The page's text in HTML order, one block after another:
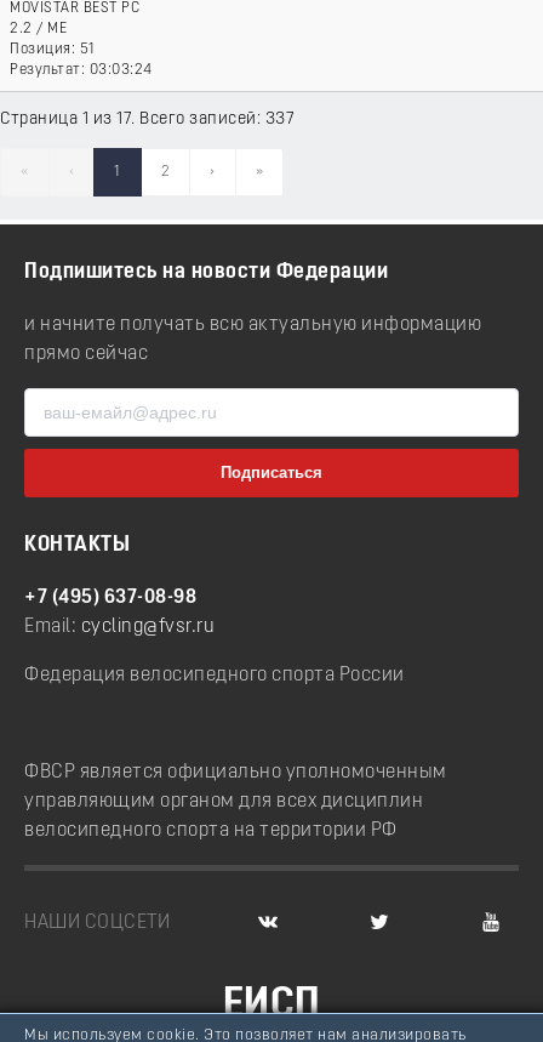
MOVISTAR BEST PC
2.2 / ME
51
03:03:24
Страница 1 из 17. Всего записей: 337
« ‹ 1 2 › »
Подпишитесь на новости Федерации
и начните получать всю актуальную информацию
прямо сейчас
КОНТАКТЫ
+7 (495) 637-08-98
Email: cycling@fvsr.ru
Федерация велосипедного спорта России
ФВСР является официально уполномоченным
управляющим органом для всех дисциплин
велосипедного спорта на территории РФ
НАШИ СОЦСЕТИ
ЕИСП
ВЕЛОСПОРТ РОССИИ
Мы используем cookie. Это позволяет нам анализировать